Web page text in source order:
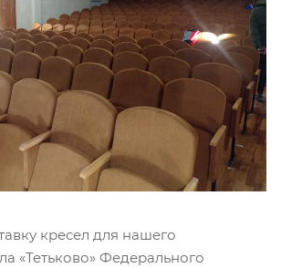
кресел для нашего
«Тетьково» Федерального